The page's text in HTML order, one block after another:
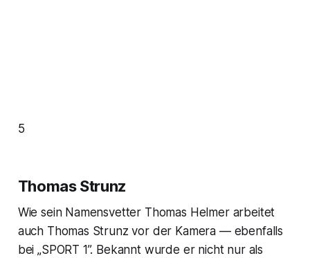
5
Thomas Strunz
Wie sein Namensvetter Thomas Helmer arbeitet
auch Thomas Strunz vor der Kamera — ebenfalls
bei „SPORT 1”. Bekannt wurde er nicht nur als